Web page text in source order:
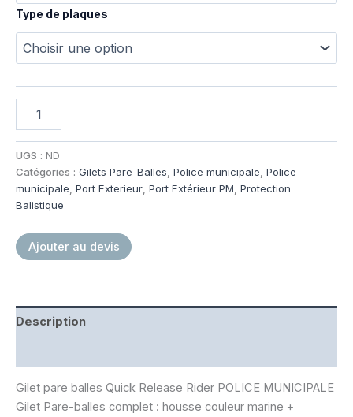
Type de plaques
RELEASE
RIDER
IIIA
UGS : ND
Catégories : Gilets Pare-Balles Police municipale Police
municipale Port Exterieur Port Extérieur PM Protection
Balistique
Ajouter au devis
Description
Gilet pare balles Quick Release Rider POLICE MUNICIPALE
Gilet Pare-balles complet : housse couleur marine +